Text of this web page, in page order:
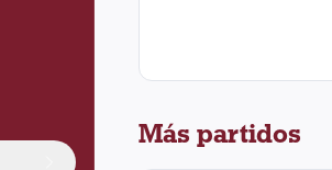
Más partidos